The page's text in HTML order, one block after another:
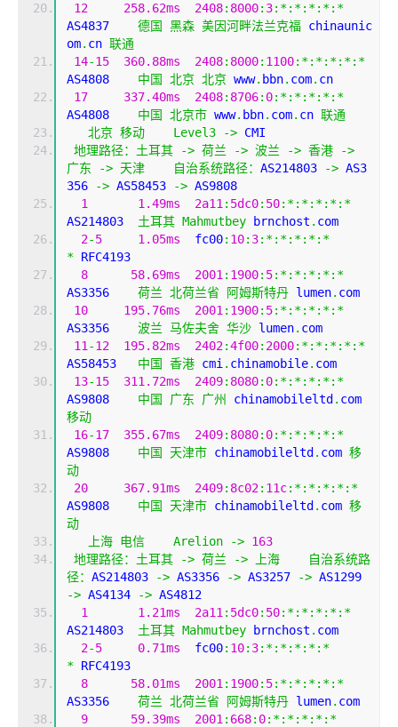
12 258.62ms 2408: 8000: 3:*:*:*:*:*
AS4837 德国 黑森 美因河畔法兰克福 chinaunic
om. cn 联通
14-15 360.88ms 2408: 8000: 1100:*:*:*:*:*
AS4808 中国 北京 北京 www. bbn. com. cn
17
337.40ms 2408: 8706: 0:*:*:*:*:*
AS4808 中国 北京市 www. bbn. com. cn 联通
北京 移动 Level3 -> CMI
地理路径：土耳其
-> 荷兰 -> 波兰 -> 香港
->
广东
-> 天津 自治系统路径： AS214803 -> AS3
356
-> AS58453 -> AS9808
1
1.49ms 2a11 : 5dc0: 50:*:*:*:*:*
AS214803 土耳其 Mahmutbey brnchost . com
2-5 1.05ms
  fc00
: 10: 3:*:*:*:*:*
* RFC4193
8
58.69ms 2001 : 1900: 5:*:*:*:*:*
AS3356 荷兰 北荷兰省 阿姆斯特丹 lumen. com
10
195.76ms 2001 : 1900: 5:*:*:*:*:*
AS3356 波兰 马佐夫舍 华沙 lumen. com
11 -12 195.82ms 2402:4f00: 2000:*:*:*:*:*
AS58453 中国 香港 cmi . chinamobile. com
13-15 311.72ms 2409: 8080: 0:*:*:*:*:*
AS9808 中国 广东 广州 chinamobileltd .
移动
16-17 355.67ms 2409: 8080: 0:*:*:*:*:*
AS9808 中国 天津市 chinamobileltd . com 移
动
20
367.91ms 2409: 8c02: 11c:*:*:*:*:*
AS9808 中国 天津市 chinamobileltd . com 移
动
上海 电信 Arelion -> 163
地理路径：土耳其
-> 荷兰 -> 上海
自治系统路
径： AS214803 -> AS3356 -> AS3257 ->
-> AS4134 -> AS4812
1
1.21ms 2a11 : 5dc0: 50:*:*:*:*:*
AS214803 土耳其 Mahmutbey brnchost . com
2-5 0.71ms
  fc00
: 10: 3:*:*:*:*:*
* RFC4193
8
58.01ms 2001 : 1900: 5:*:*:*:*:*
AS3356 荷兰 北荷兰省 阿姆斯特丹 lumen. com
9
59.39ms 2001 : 668: 0:*:*:*:*:*